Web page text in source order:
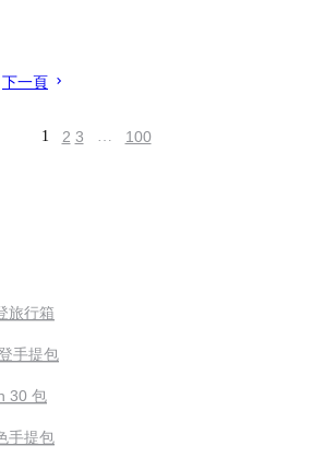
下一頁
1 2 3 … 100
旅行箱
手提包
30 包
手提包